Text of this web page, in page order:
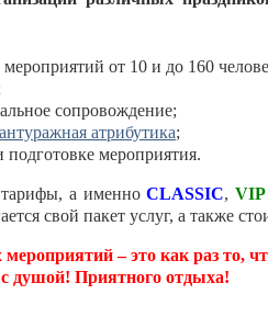
от 10 и до 160
сопровождение;
антуражная атрибутика;
мероприятия.
а именноCLASSIC,VIP
свой пакет услуг, а также
– это как раз то,
душой! Приятного отдыха!